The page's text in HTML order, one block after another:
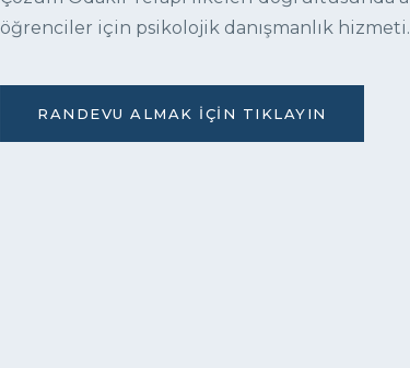
öğrenciler için psikolojik danışmanlık hizmeti.
RANDEVU ALMAK İÇIN TIKLAYIN